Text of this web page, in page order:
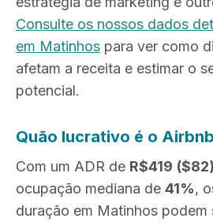
Consulte os nossos dados
em Matinhos para ver como
afetam a receita e estimar o
potencial.
Quão lucrativo é o
Com um ADR de R$419 ($82)
ocupação mediana de 41%,
duração em Matinhos podem